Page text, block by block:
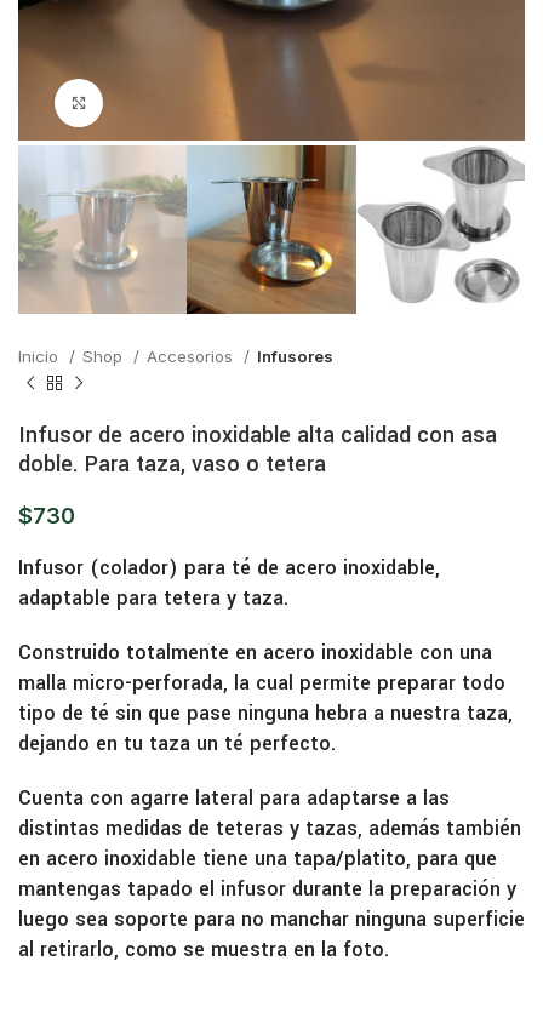
Click para ampliar
Inicio Shop Accesorios Infusores
Infusor de acero inoxidable alta calidad con asa
doble. Para taza, vaso o tetera
$730
Infusor (colador) para té de acero inoxidable,
adaptable para tetera y taza.
Construido totalmente en acero inoxidable con una
malla micro-perforada, la cual permite preparar todo
tipo de té sin que pase ninguna hebra a nuestra taza,
dejando en tu taza un té perfecto.
Cuenta con agarre lateral para adaptarse a las
distintas medidas de teteras y tazas, además también
en acero inoxidable tiene una tapa/platito, para que
mantengas tapado el infusor durante la preparación y
luego sea soporte para no manchar ninguna superficie
al retirarlo, como se muestra en la foto.